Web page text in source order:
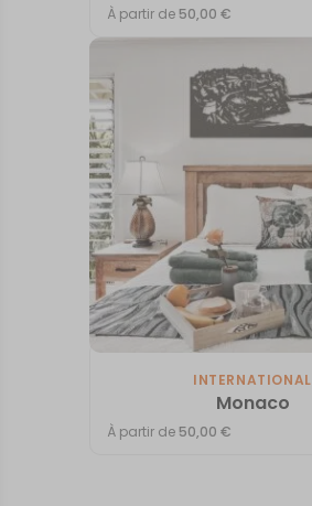
À partir de 50,00€
INTERNATIONAL
Monaco
À partir de 50,00€